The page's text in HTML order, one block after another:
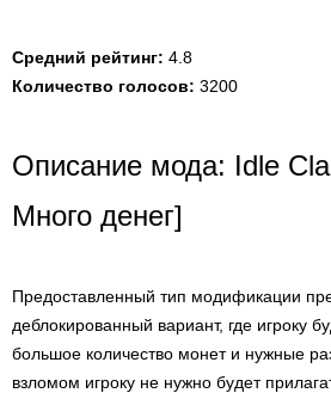
Средний рейтинг: 4.8
Количество голосов: 3200
Описание мода: Idle
Много денег]
Предоставленный тип модификации
деблокированный вариант, где игроку
большое количество монет и нужные
взломом игроку не нужно будет